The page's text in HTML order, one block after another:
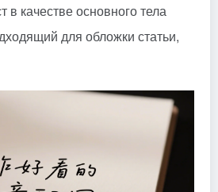
в качестве основного тела
для обложки статьи,